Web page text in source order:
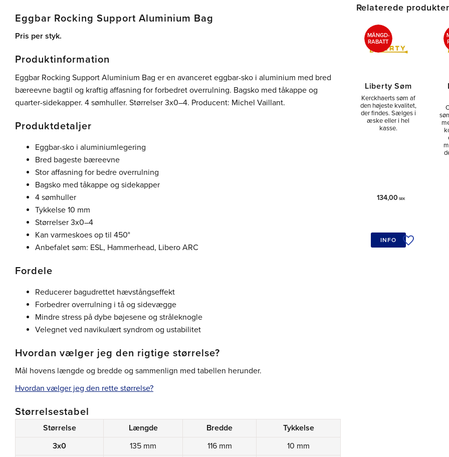
Eggbar Rocking Support Aluminium Bag
Pris per styk.
Produktinformation
Eggbar Rocking Support Aluminium Bag er en avanceret eggbar-sko i aluminium med bred
bæreevne bagtil og kraftig affasning for forbedret overrulning. Bagsko med tåkappe og
quarter-sidekapper. 4 sømhuller. Størrelser 3x0–4. Producent: Michel Vaillant.
Produktdetaljer
Eggbar-sko i aluminiumlegering
Bred bageste bæreevne
Stor affasning for bedre overrulning
Bagsko med tåkappe og sidekapper
4 sømhuller
Tykkelse 10 mm
Størrelser 3x0–4
Kan varmeskoes op til 450°
Anbefalet søm: ESL, Hammerhead, Libero ARC
Fordele
Reducerer bagudrettet hævstångseffekt
Forbedrer overrulning i tå og sidevægge
Mindre stress på dybe bøjesene og stråleknogle
Velegnet ved navikulært syndrom og ustabilitet
Hvordan vælger jeg den rigtige størrelse?
Mål hovens længde og bredde og sammenlign med tabellen herunder.
Hvordan vælger jeg den rette størrelse?
Størrelsestabel
Størrelse Længde Bredde
Tykkelse
3x0
135 mm 116 mm
10 mm
Relaterede produkter
Liberty Søm
Kerckhaerts søm af
den højeste kvalitet,
der findes. Sælges i
æske eller i hel
kasse.
134,00 SEK
MÄNGD-
RABATT
Tilføj til
INFO